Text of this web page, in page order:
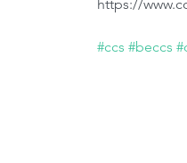
https://
#ccs #beccs